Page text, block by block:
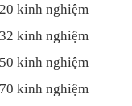
kinh nghiệm
kinh nghiệm
kinh nghiệm
kinh nghiệm